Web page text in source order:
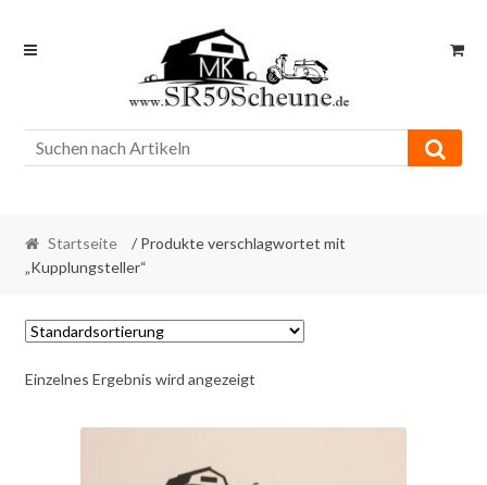
Skip
Skip
Startseite
/ Produkte verschlagwortet mit
„Kupplungsteller“
Einzelnes Ergebnis wird angezeigt